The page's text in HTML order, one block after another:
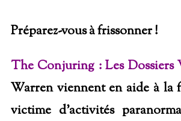
Préparez-vous à frissonner !
The Conjuring : Les Dossiers
Warren viennent en aide à la
victime d’activités